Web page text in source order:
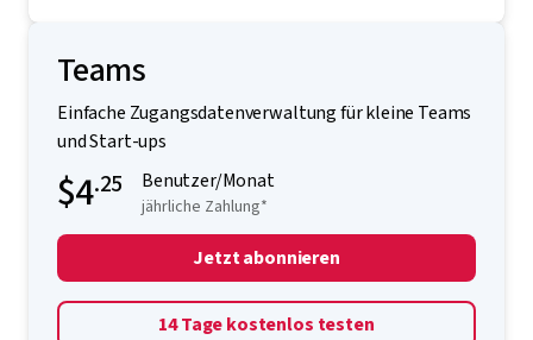
Teams
Einfache Zugangsdatenverwaltung für kleine Teams
und Start-ups
$4.25 Benutzer/Monat
jährliche Zahlung*
Jetzt abonnieren
14 Tage kostenlos testen